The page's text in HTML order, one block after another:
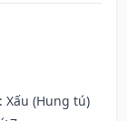
Xấu (Hung tú)